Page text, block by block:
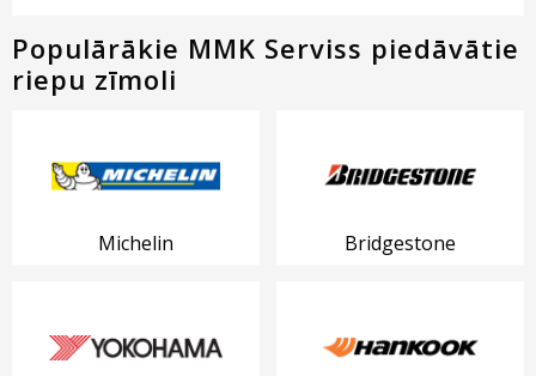
Populārākie MMK Serviss piedāvātie
riepu zīmoli
Michelin Bridgestone